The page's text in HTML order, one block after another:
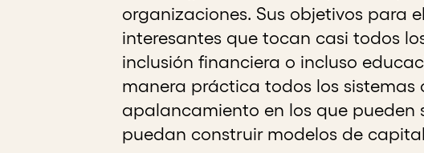
organizaciones. Sus objetivos para
interesantes que tocan casi todos
inclusión financiera o incluso
manera práctica todos los
apalancamiento en los que pueden
puedan construir modelos de